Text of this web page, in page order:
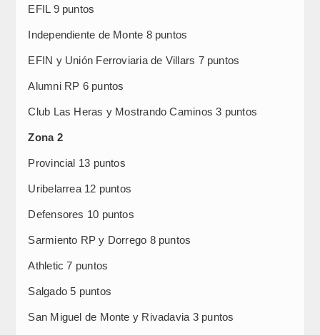
EFIL 9 puntos
Independiente de Monte 8 puntos
EFIN y Unión Ferroviaria de Villars 7 puntos
Alumni RP 6 puntos
Club Las Heras y Mostrando Caminos 3 puntos
Zona 2
Provincial 13 puntos
Uribelarrea 12 puntos
Defensores 10 puntos
Sarmiento RP y Dorrego 8 puntos
Athletic 7 puntos
Salgado 5 puntos
San Miguel de Monte y Rivadavia 3 puntos